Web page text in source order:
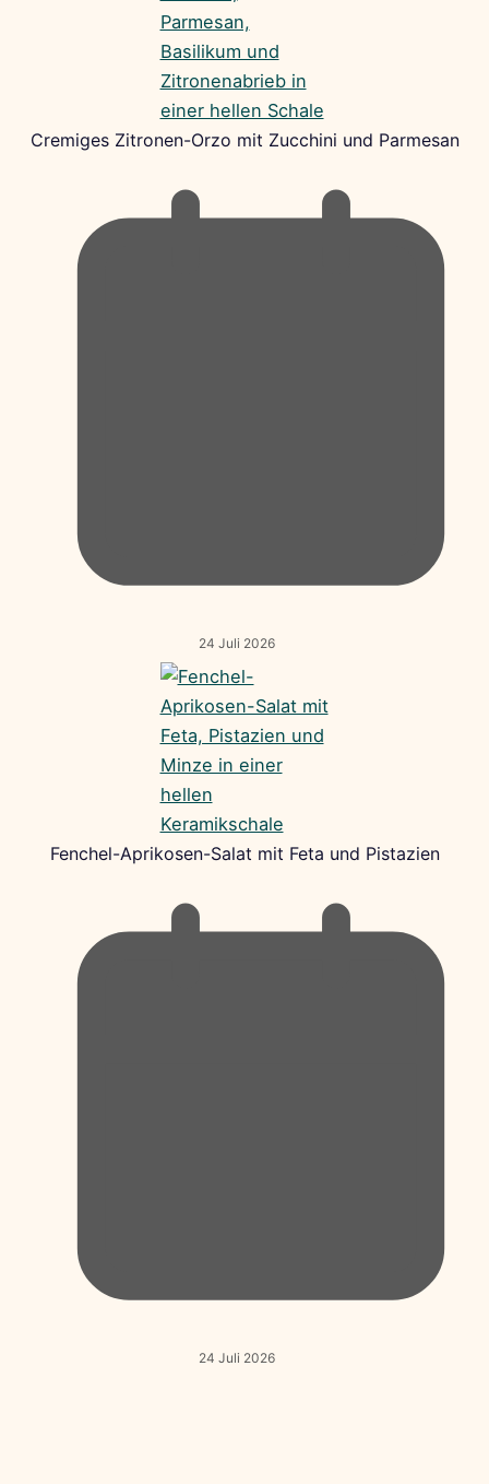
Cremiges Zitronen-Orzo mit Zucchini und Parmesan
24 Juli 2026
Fenchel-Aprikosen-Salat mit Feta und Pistazien
24 Juli 2026